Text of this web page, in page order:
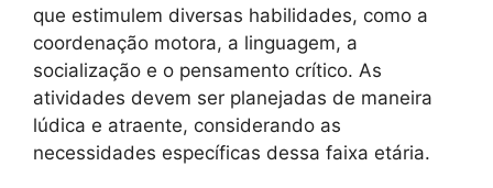
que estimulem diversas habilidades, como a
coordenação motora, a linguagem, a
socialização e o pensamento crítico. As
atividades devem ser planejadas de maneira
lúdica e atraente, considerando as
necessidades específicas dessa faixa etária.